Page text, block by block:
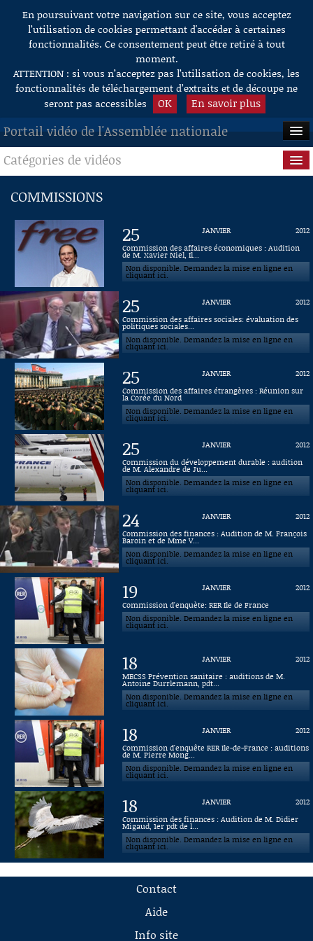
Aller au contenu
En poursuivant votre navigation sur ce site, vous acceptez
l’utilisation de cookies permettant d'accéder à certaines
fonctionnalités. Ce consentement peut être retiré à tout
moment.
ATTENTION : si vous n’acceptez pas l’utilisation de cookies, les
fonctionnalités de téléchargement d’extraits et de découpe ne
seront pas accessibles
OK En savoir plus
Portail vidéo de l'Assemblée nationale
ACCUEIL
EN DIRECT
À LA DEMANDE
RECHERCHE
AIDE À LA DÉCOUPE
DE VIDÉOS
Catégories de vidéos
Questions au Gouvernement
Commissions
Présidence
Évènements
Connaissance, Histoire
Autres
COMMISSIONS
25 JANVIER
2012
Commission des affaires économiques : Audition
de M. Xavier Niel, Il...
Non disponible. Demandez la mise en ligne en
cliquant ici.
25 JANVIER
2012
Commission des affaires sociales: évaluation des
politiques sociales...
Non disponible. Demandez la mise en ligne en
cliquant ici.
25 JANVIER
2012
Commission des affaires étrangères : Réunion sur
la Corée du Nord
Non disponible. Demandez la mise en ligne en
cliquant ici.
25 JANVIER
2012
Commission du développement durable : audition
de M. Alexandre de Ju...
Non disponible. Demandez la mise en ligne en
cliquant ici.
24 JANVIER
2012
Commission des finances : Audition de M. François
Baroin et de Mme V...
Non disponible. Demandez la mise en ligne en
cliquant ici.
19 JANVIER
2012
Commission d'enquète: RER Ile de France
Non disponible. Demandez la mise en ligne en
cliquant ici.
18 JANVIER
2012
MECSS Prévention sanitaire : auditions de M.
Antoine Durrlemann, pdt...
Non disponible. Demandez la mise en ligne en
cliquant ici.
18 JANVIER
2012
Commission d'enquête RER Ile-de-France : auditions
de M. Pierre Mong...
Non disponible. Demandez la mise en ligne en
cliquant ici.
18 JANVIER
2012
Commission des finances : Audition de M. Didier
Migaud, 1er pdt de l...
Non disponible. Demandez la mise en ligne en
cliquant ici.
Contact
Aide
Info site